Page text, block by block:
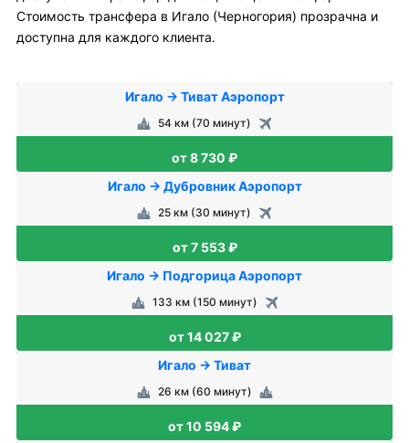
Стоимость трансфера в Игало (Черногория) прозрачна и
доступна для каждого клиента.
Игало → Тиват Аэропорт
54 км (70 минут)
от 8 730 ₽
Игало → Дубровник Аэропорт
25 км (30 минут)
от 7 553 ₽
Игало → Подгорица Аэропорт
133 км (150 минут)
от 14 027 ₽
Игало → Тиват
26 км (60 минут)
от 10 594 ₽